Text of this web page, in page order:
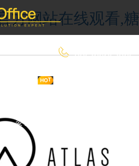
方网站在线观看,
400-8090-660
委托&投放